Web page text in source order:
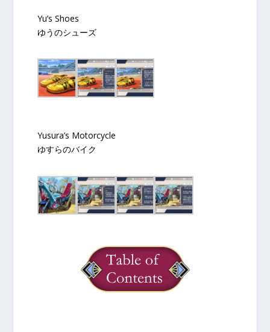
Yu’s Shoes
ゆうのシューズ
Yusura’s Motorcycle
ゆすらのバイク